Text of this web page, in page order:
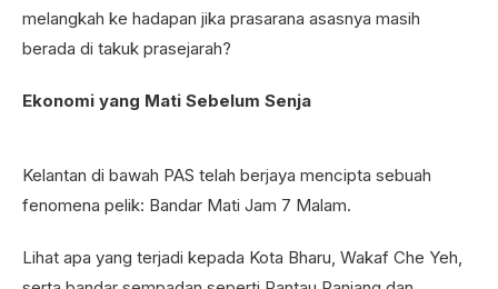
melangkah ke hadapan jika prasarana asasnya masih
berada di takuk prasejarah?
Ekonomi yang Mati Sebelum Senja
Kelantan di bawah PAS telah berjaya mencipta sebuah
fenomena pelik: Bandar Mati Jam 7 Malam.
Lihat apa yang terjadi kepada Kota Bharu, Wakaf Che Yeh,